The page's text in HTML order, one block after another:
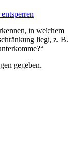
in welchem
liegt, z. B.
gegeben.